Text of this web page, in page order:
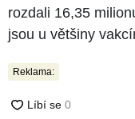
rozdali 16,35
jsou u většiny
Reklama: